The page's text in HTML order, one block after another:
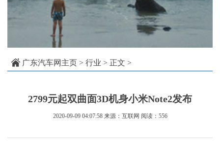
广东汽车网主页 > 行业 > 正文 >
2799元起双曲面3D机身小米Note2发布
2020-09-09 04:07:58 来源：互联网 阅读：556